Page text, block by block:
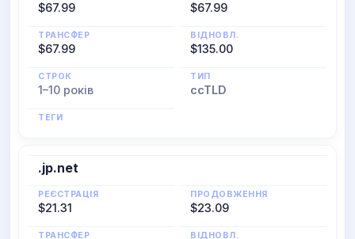
$67.99 $67.99
ТРАНСФЕР
$67.99
ВІДНОВЛ.
$135.00
СТРОК
1–10 років
ТИП
ccTLD
ТЕГИ
.jp.net
РЕЄСТРАЦІЯ
$21.31
ПРОДОВЖЕННЯ
$23.09
ТРАНСФЕР ВІДНОВЛ.